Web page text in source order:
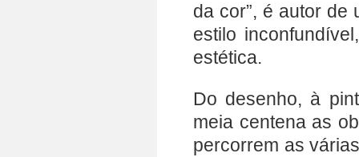
da cor”, é autor de
estilo
estética.
Do desenho, à
meia centena as
percorrem as